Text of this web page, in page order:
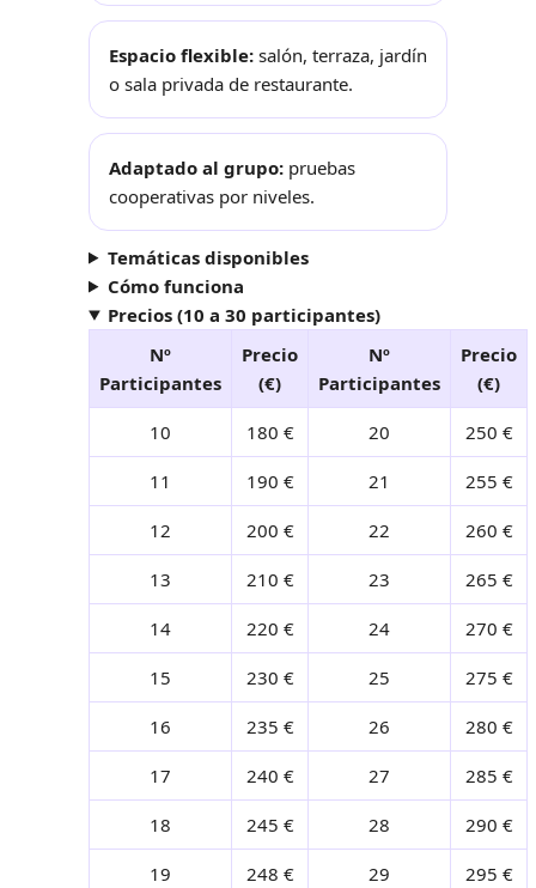
Espacio flexible: salón, terraza, jardín
o sala privada de restaurante.
Adaptado al grupo: pruebas
cooperativas por niveles.
Temáticas disponibles
Cómo funciona
Precios (10 a 30 participantes)
Nº
Participantes
Precio
(€)
Nº
Participantes
Precio
(€)
10 180 € 20 250 €
11 190 € 21 255 €
12 200 € 22 260 €
13 210 € 23 265 €
14 220 € 24 270 €
15 230 € 25 275 €
16 235 € 26 280 €
17 240 € 27 285 €
18 245 € 28 290 €
19 248 € 29 295 €